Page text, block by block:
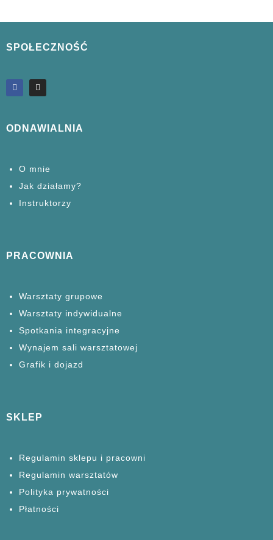
SPOŁECZNOŚĆ
ODNAWIALNIA
O mnie
Jak działamy?
Instruktorzy
PRACOWNIA
Warsztaty grupowe
Warsztaty indywidualne
Spotkania integracyjne
Wynajem sali warsztatowej
Grafik i dojazd
SKLEP
Regulamin sklepu i pracowni
Regulamin warsztatów
Polityka prywatności
Płatności